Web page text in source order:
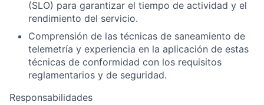
(SLO) para garantizar el tiempo de actividad y el
rendimiento del servicio.
Comprensión de las técnicas de saneamiento de
telemetría y experiencia en la aplicación de estas
técnicas de conformidad con los requisitos
reglamentarios y de seguridad.
Responsabilidades